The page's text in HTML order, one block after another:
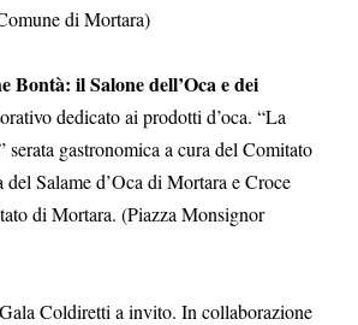
di Mortara)
Bontà: il Salone dell’Oca e dei
dedicato ai prodotti d’oca. “La
serata gastronomica a cura del Comitato
del Salame d’Oca di Mortara e Croce
di Mortara. (Piazza Monsignor
Coldiretti a invito. In collaborazione